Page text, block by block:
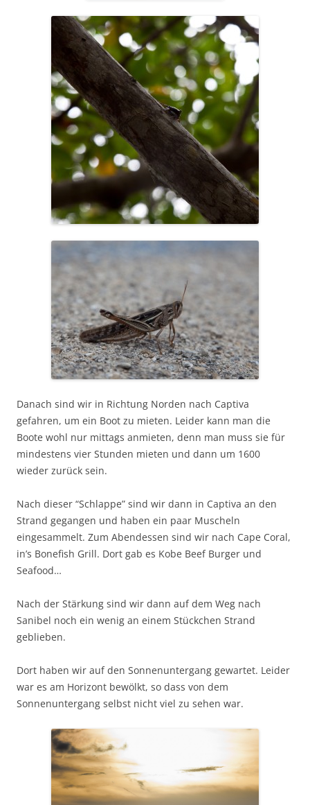
Danach sind wir in Richtung Norden nach Captiva
gefahren, um ein Boot zu mieten. Leider kann man die
Boote wohl nur mittags anmieten, denn man muss sie für
mindestens vier Stunden mieten und dann um 1600
wieder zurück sein.
Nach dieser “Schlappe” sind wir dann in Captiva an den
Strand gegangen und haben ein paar Muscheln
eingesammelt. Zum Abendessen sind wir nach Cape Coral,
in’s Bonefish Grill. Dort gab es Kobe Beef Burger und
Seafood…
Nach der Stärkung sind wir dann auf dem Weg nach
Sanibel noch ein wenig an einem Stückchen Strand
geblieben.
Dort haben wir auf den Sonnenuntergang gewartet. Leider
war es am Horizont bewölkt, so dass von dem
Sonnenuntergang selbst nicht viel zu sehen war.